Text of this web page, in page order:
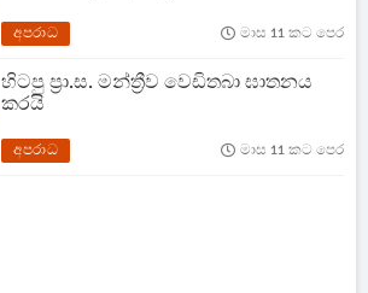
අපරාධ මාස 11 කට පෙර
හිටපු ප්‍රා.ස. මන්ත්‍රීව වෙඩිතබා ඝාතනය
කරයි
අපරාධ මාස 11 කට පෙර